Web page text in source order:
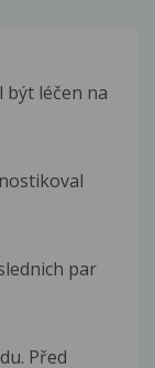
být léčen na
par
Před